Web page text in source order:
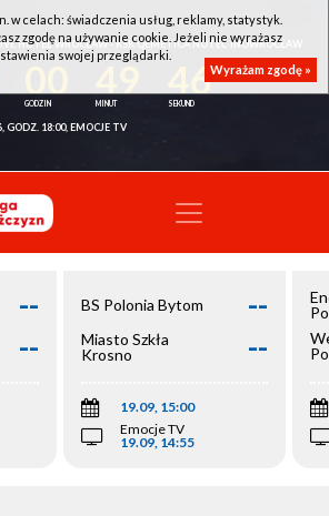
HOTEL WROCŁAW - KSK QEMETICA NOTEĆ INOWROCŁAW
46
GODZ. 18:00, EMOCJE TV
--
--
BS Polonia Bytom --
Miasto Szkła
Krosno
--
19.09, 15:00
Emocje TV
19.09, 14:55
w celach: świadczenia usług, reklamy, statystyk.
zgodę na używanie cookie. Jeżeli nie wyrażasz
swojej przeglądarki.
Wyrażam zgodę »